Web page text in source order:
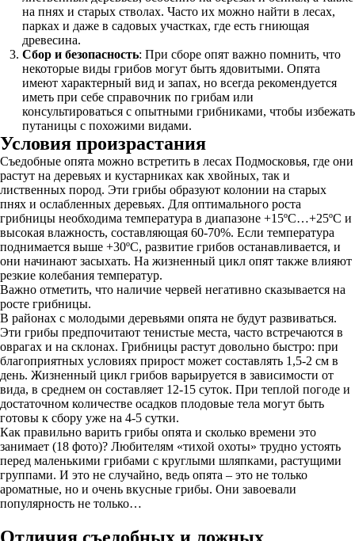
на пнях и старых стволах. Часто их можно найти в лесах,
парках и даже в садовых участках, где есть гниющая
древесина.
Сбор и безопасность: При сборе опят важно помнить, что
некоторые виды грибов могут быть ядовитыми. Опята
имеют характерный вид и запах, но всегда рекомендуется
иметь при себе справочник по грибам или
консультироваться с опытными грибниками, чтобы избежать
путаницы с похожими видами.
Условия произрастания
Съедобные опята можно встретить в лесах Подмосковья, где они
растут на деревьях и кустарниках как хвойных, так и
лиственных пород. Эти грибы образуют колонии на старых
пнях и ослабленных деревьях. Для оптимального роста
грибницы необходима температура в диапазоне +15ºС…+25ºС и
высокая влажность, составляющая 60-70%. Если температура
поднимается выше +30ºС, развитие грибов останавливается, и
они начинают засыхать. На жизненный цикл опят также влияют
резкие колебания температур.
Важно отметить, что наличие червей негативно сказывается на
росте грибницы.
В районах с молодыми деревьями опята не будут развиваться.
Эти грибы предпочитают тенистые места, часто встречаются в
оврагах и на склонах. Грибницы растут довольно быстро: при
благоприятных условиях прирост может составлять 1,5-2 см в
день. Жизненный цикл грибов варьируется в зависимости от
вида, в среднем он составляет 12-15 суток. При теплой погоде и
достаточном количестве осадков плодовые тела могут быть
готовы к сбору уже на 4-5 сутки.
Как правильно варить грибы опята и сколько времени это
занимает (18 фото)? Любителям «тихой охоты» трудно устоять
перед маленькими грибами с круглыми шляпками, растущими
группами. И это не случайно, ведь опята – это не только
ароматные, но и очень вкусные грибы. Они завоевали
популярность не только…